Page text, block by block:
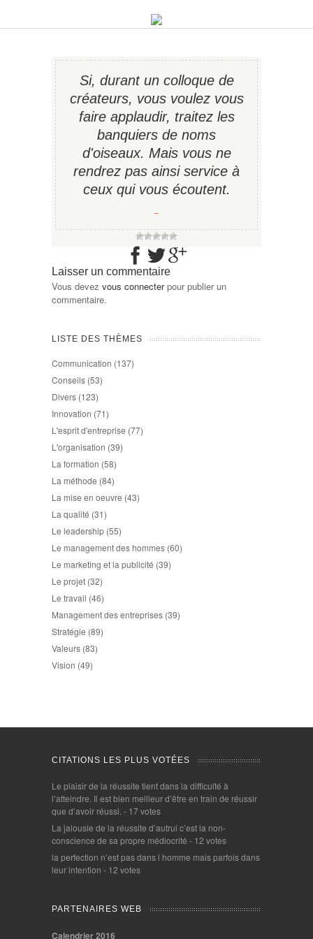
Si, durant un colloque de
créateurs, vous voulez vous
faire applaudir, traitez les
banquiers de noms
d'oiseaux. Mais vous ne
rendrez pas ainsi service à
ceux qui vous écoutent.
−
Laisser un commentaire
Vous devez vous connecterpour publier un
commentaire.
LISTE DES THÈMES
Communication (137)
Conseils (53)
Divers (123)
Innovation (71)
L'esprit d'entreprise (77)
L'organisation (39)
La formation (58)
La méthode (84)
La mise en oeuvre (43)
La qualité (31)
Le leadership (55)
Le management des hommes (60)
Le marketing et la publicité (39)
Le projet (32)
Le travail (46)
Management des entreprises (39)
Stratégie (89)
Valeurs (83)
Vision (49)
CITATIONS LES PLUS VOTÉES
Le plaisir de la réussite tient dans la difficulté à
l’atteindre. Il est bien meilleur d’être en train de réussir
que d’avoir réussi. - 17 votes
La jalousie de la réussite d’autrui c’est la non-
conscience de sa propre médiocrité - 12 votes
la perfection n’est pas dans l homme mais parfois dans
leur intention - 12 votes
PARTENAIRES WEB
Calendrier 2016